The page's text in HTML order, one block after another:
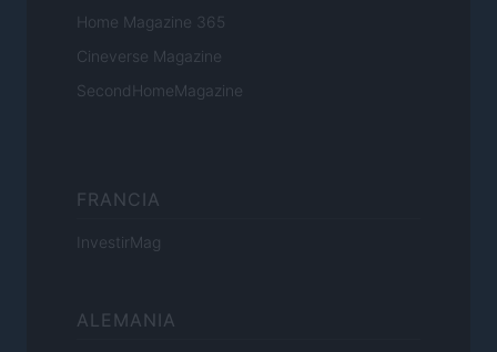
Home Magazine 365
Cineverse Magazine
SecondHomeMagazine
FRANCIA
InvestirMag
ALEMANIA